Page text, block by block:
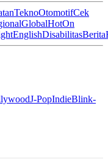
TeknoOtomotifCek
GlobalHotOn
EnglishDisabilitasBerita
J-PopIndieBlink-